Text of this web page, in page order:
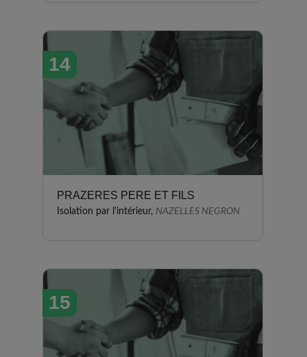
14
PRAZERES PERE ET FILS
Isolation par l'intérieur, NAZELLES NEGRON
15